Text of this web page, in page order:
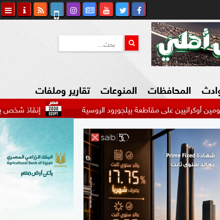
شكاوي المواطن
المحافظات المنوعات
السياحة في مصر
التكنولوجيا
المرأة والأسرة
السيارات
تقارير وملفات
إنقاذ شخص بعد تعرضه للغرق أمام شاطئ بيلجورود الروسية